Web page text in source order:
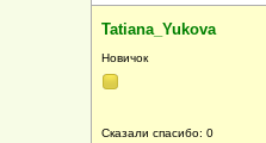
Tatiana_Yukova
Новичок
Сказали спасибо: 0